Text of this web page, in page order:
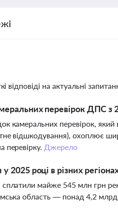
на актуальні
перевірок ДПС з
камеральних перевірок, який
відшкодування), охоплює
перевірку. Джерело
році в різних
майже 545 млн грн
область — понад 4,2 млрд